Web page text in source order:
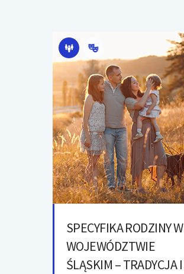
SPECYFIKA RODZINY W
WOJEWÓDZTWIE
ŚLĄSKIM – TRADYCJA I